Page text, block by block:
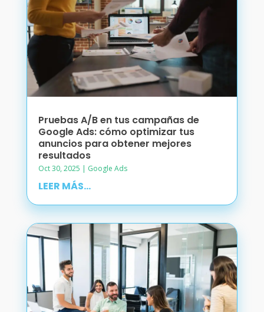
Pruebas A/B en tus campañas de
Google Ads: cómo optimizar tus
anuncios para obtener mejores
resultados
Oct 30, 2025 | Google Ads
LEER MÁS...